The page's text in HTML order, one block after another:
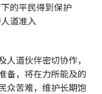
的平民得到保护
道准入
道伙伴密切协作，
备，将在力所能及的
众苦难，维护长期饱